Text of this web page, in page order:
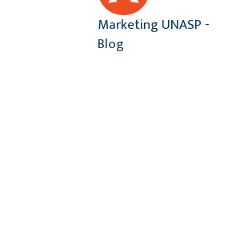
Marketing UNASP -
Blog